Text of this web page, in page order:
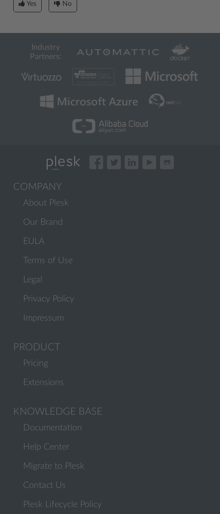
Yes No
Industry
Partners:
COMPANY
About Plesk
Our Brand
EULA
Terms of Use
Legal
Privacy Policy
Impressum
PRODUCT
Pricing
Extensions
KNOWLEDGE BASE
Documentation
Help Center
Migrate to Plesk
Contact Us
Plesk Lifecycle Policy